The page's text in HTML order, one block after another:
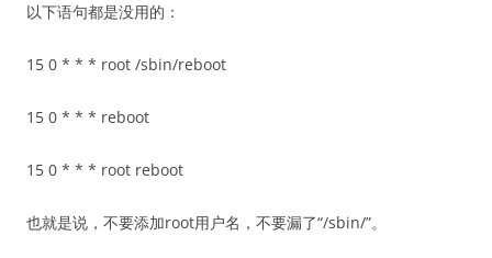
以下语句都是没用的：
15 0 * * * root /sbin/reboot
15 0 * * * reboot
15 0 * * * root reboot
也就是说，不要添加root用户名，不要漏了“/sbin/”。